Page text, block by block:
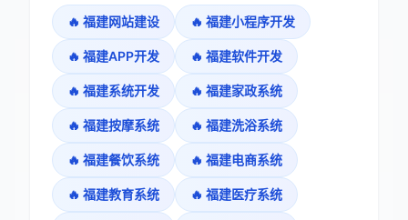
🔥 福建网站建设 🔥 福建小程序开发
🔥 福建APP开发 🔥 福建软件开发
🔥 福建系统开发 🔥 福建家政系统
🔥 福建按摩系统 🔥 福建洗浴系统
🔥 福建餐饮系统 🔥 福建电商系统
🔥 福建教育系统 🔥 福建医疗系统